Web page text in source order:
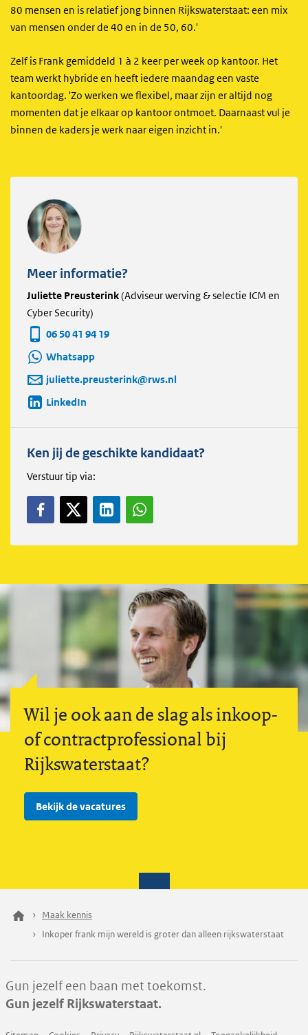
80 mensen en is relatief jong binnen Rijkswaterstaat: een mix
van mensen onder de 40 en in de 50, 60.'
Zelf is Frank gemiddeld 1 à 2 keer per week op kantoor. Het
team werkt hybride en heeft iedere maandag een vaste
kantoordag. 'Zo werken we flexibel, maar zijn er altijd nog
momenten dat je elkaar op kantoor ontmoet. Daarnaast vul je
binnen de kaders je werk naar eigen inzicht in.'
Meer informatie?
Juliette Preusterink(Adviseur werving & selectie ICM en
Cyber Security)
06 50 41 94 19
Whatsapp
juliette.preusterink@rws.nl
LinkedIn
Ken jij de geschikte kandidaat?
Verstuur tip via:
Wil je ook aan de slag als inkoop-
of contractprofessional bij
Rijkswaterstaat?
Bekijk de vacatures
Maak kennis
Inkoper frank mijn wereld is groter dan alleen rijkswaterstaat
Gun jezelf een baan met toekomst.
Gun jezelf Rijkswaterstaat.